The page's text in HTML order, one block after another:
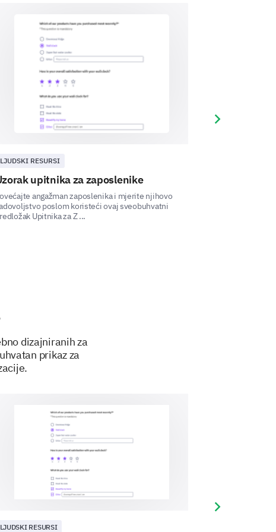
you experienced recently and
Uncertain No
LJUDSKI RESURSI
upitnika za zaposlenike
angažman zaposlenika i mjerite njihovo
poslom koristeći ovaj sveobuhvatni
Upitnika za Z ...
Next slide
dizajniranih za
prikaz za
LJUDSKI RESURSI
Next slide